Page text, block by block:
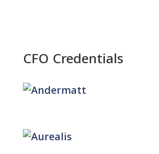
CFO Credentials